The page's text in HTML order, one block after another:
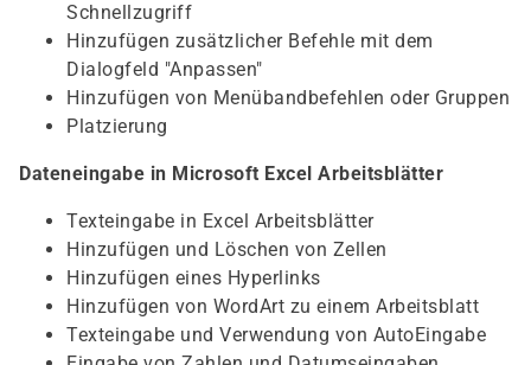
Schnellzugriff
Hinzufügen zusätzlicher Befehle mit dem
Dialogfeld "Anpassen"
Hinzufügen von Menübandbefehlen oder Gruppen
Platzierung
Dateneingabe in Microsoft Excel Arbeitsblätter
Texteingabe in Excel Arbeitsblätter
Hinzufügen und Löschen von Zellen
Hinzufügen eines Hyperlinks
Hinzufügen von WordArt zu einem Arbeitsblatt
Texteingabe und Verwendung von AutoEingabe